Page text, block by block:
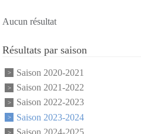
Aucun résultat
Résultats par saison
Saison 2020-2021
Saison 2021-2022
Saison 2022-2023
Saison 2023-2024